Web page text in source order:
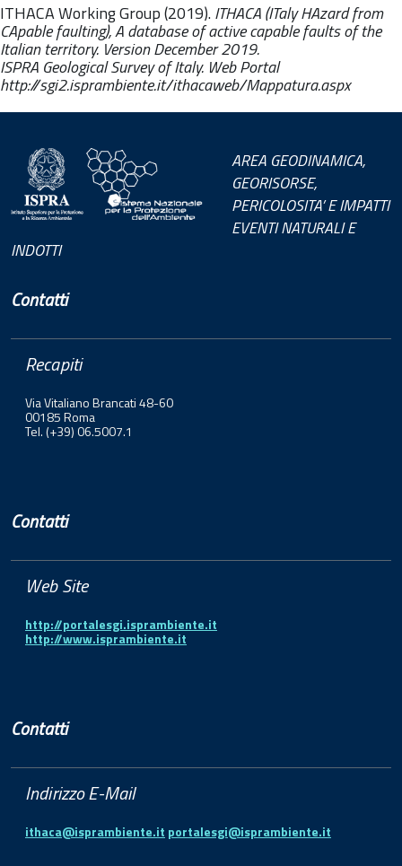
ITHACA Working Group (2019).ITHACA (ITaly HAzard from
CApable faulting), A database of active capable faults of the
Italian territory. Version December 2019.
ISPRA Geological Survey of Italy. Web Portal
http://sgi2.isprambiente.it/ithacaweb/Mappatura.aspx
AREA GEODINAMICA,
GEORISORSE,
PERICOLOSITA’ E IMPATTI
EVENTI NATURALI E
INDOTTI
Contatti
Recapiti
Via Vitaliano Brancati 48-60
00185 Roma
Tel. (+39) 06.5007.1
Contatti
Web Site
http://portalesgi.isprambiente.it
http://www.isprambiente.it
Contatti
Indirizzo E-Mail
ithaca@isprambiente.it portalesgi@isprambiente.it